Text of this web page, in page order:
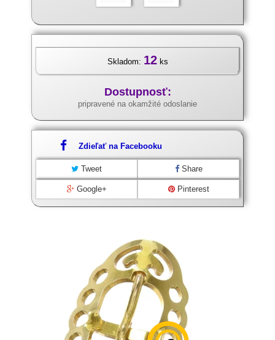
Skladom: 12 ks
Dostupnosť:
pripravené na okamžité odoslanie
Zdieľať na Facebooku
Tweet Share
Google+ Pinterest